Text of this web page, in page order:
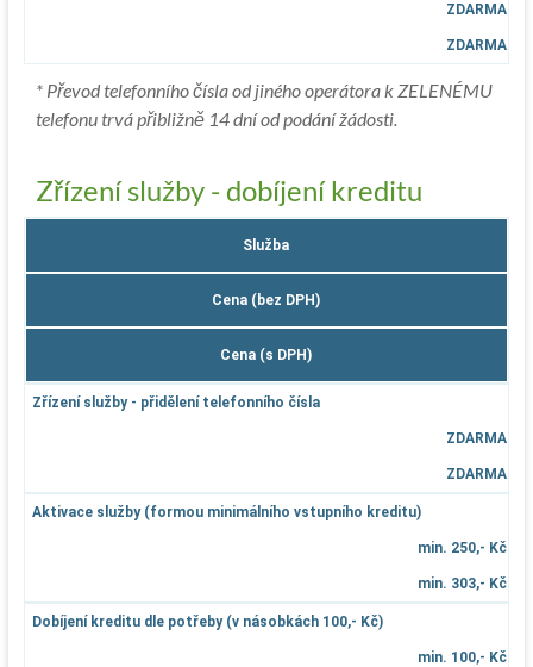
ZDARMA
ZDARMA
* Převod telefonního čísla od jiného operátora k ZELENÉMU
telefonu trvá přibližně 14 dní od podání žádosti.
Zřízení služby - dobíjení kreditu
Služba
Cena (bez DPH)
Cena (s DPH)
Zřízení služby - přidělení telefonního čísla
ZDARMA
ZDARMA
Aktivace služby (formou minimálního vstupního kreditu)
min. 250,- Kč
min. 303,- Kč
Dobíjení kreditu dle potřeby (v násobkách 100,- Kč)
min. 100,- Kč